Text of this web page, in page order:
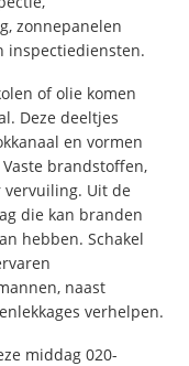
zonnepanelen
inspectiediensten.
of olie komen
Deze deeltjes
en vormen
brandstoffen,
vervuiling. Uit de
die kan branden
hebben. Schakel
naast
verhelpen.
middag 020-